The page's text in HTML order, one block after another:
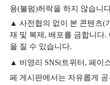
용(불펌)허락을 하지 않습니
▲ 사전협의 없이 본 콘텐츠(
재 및 복제, 배포를 금합니다.
을 질 수 있습니다.
▲ 비영리 SNS(트위터, 페이
페 게시판에서는 자유롭게